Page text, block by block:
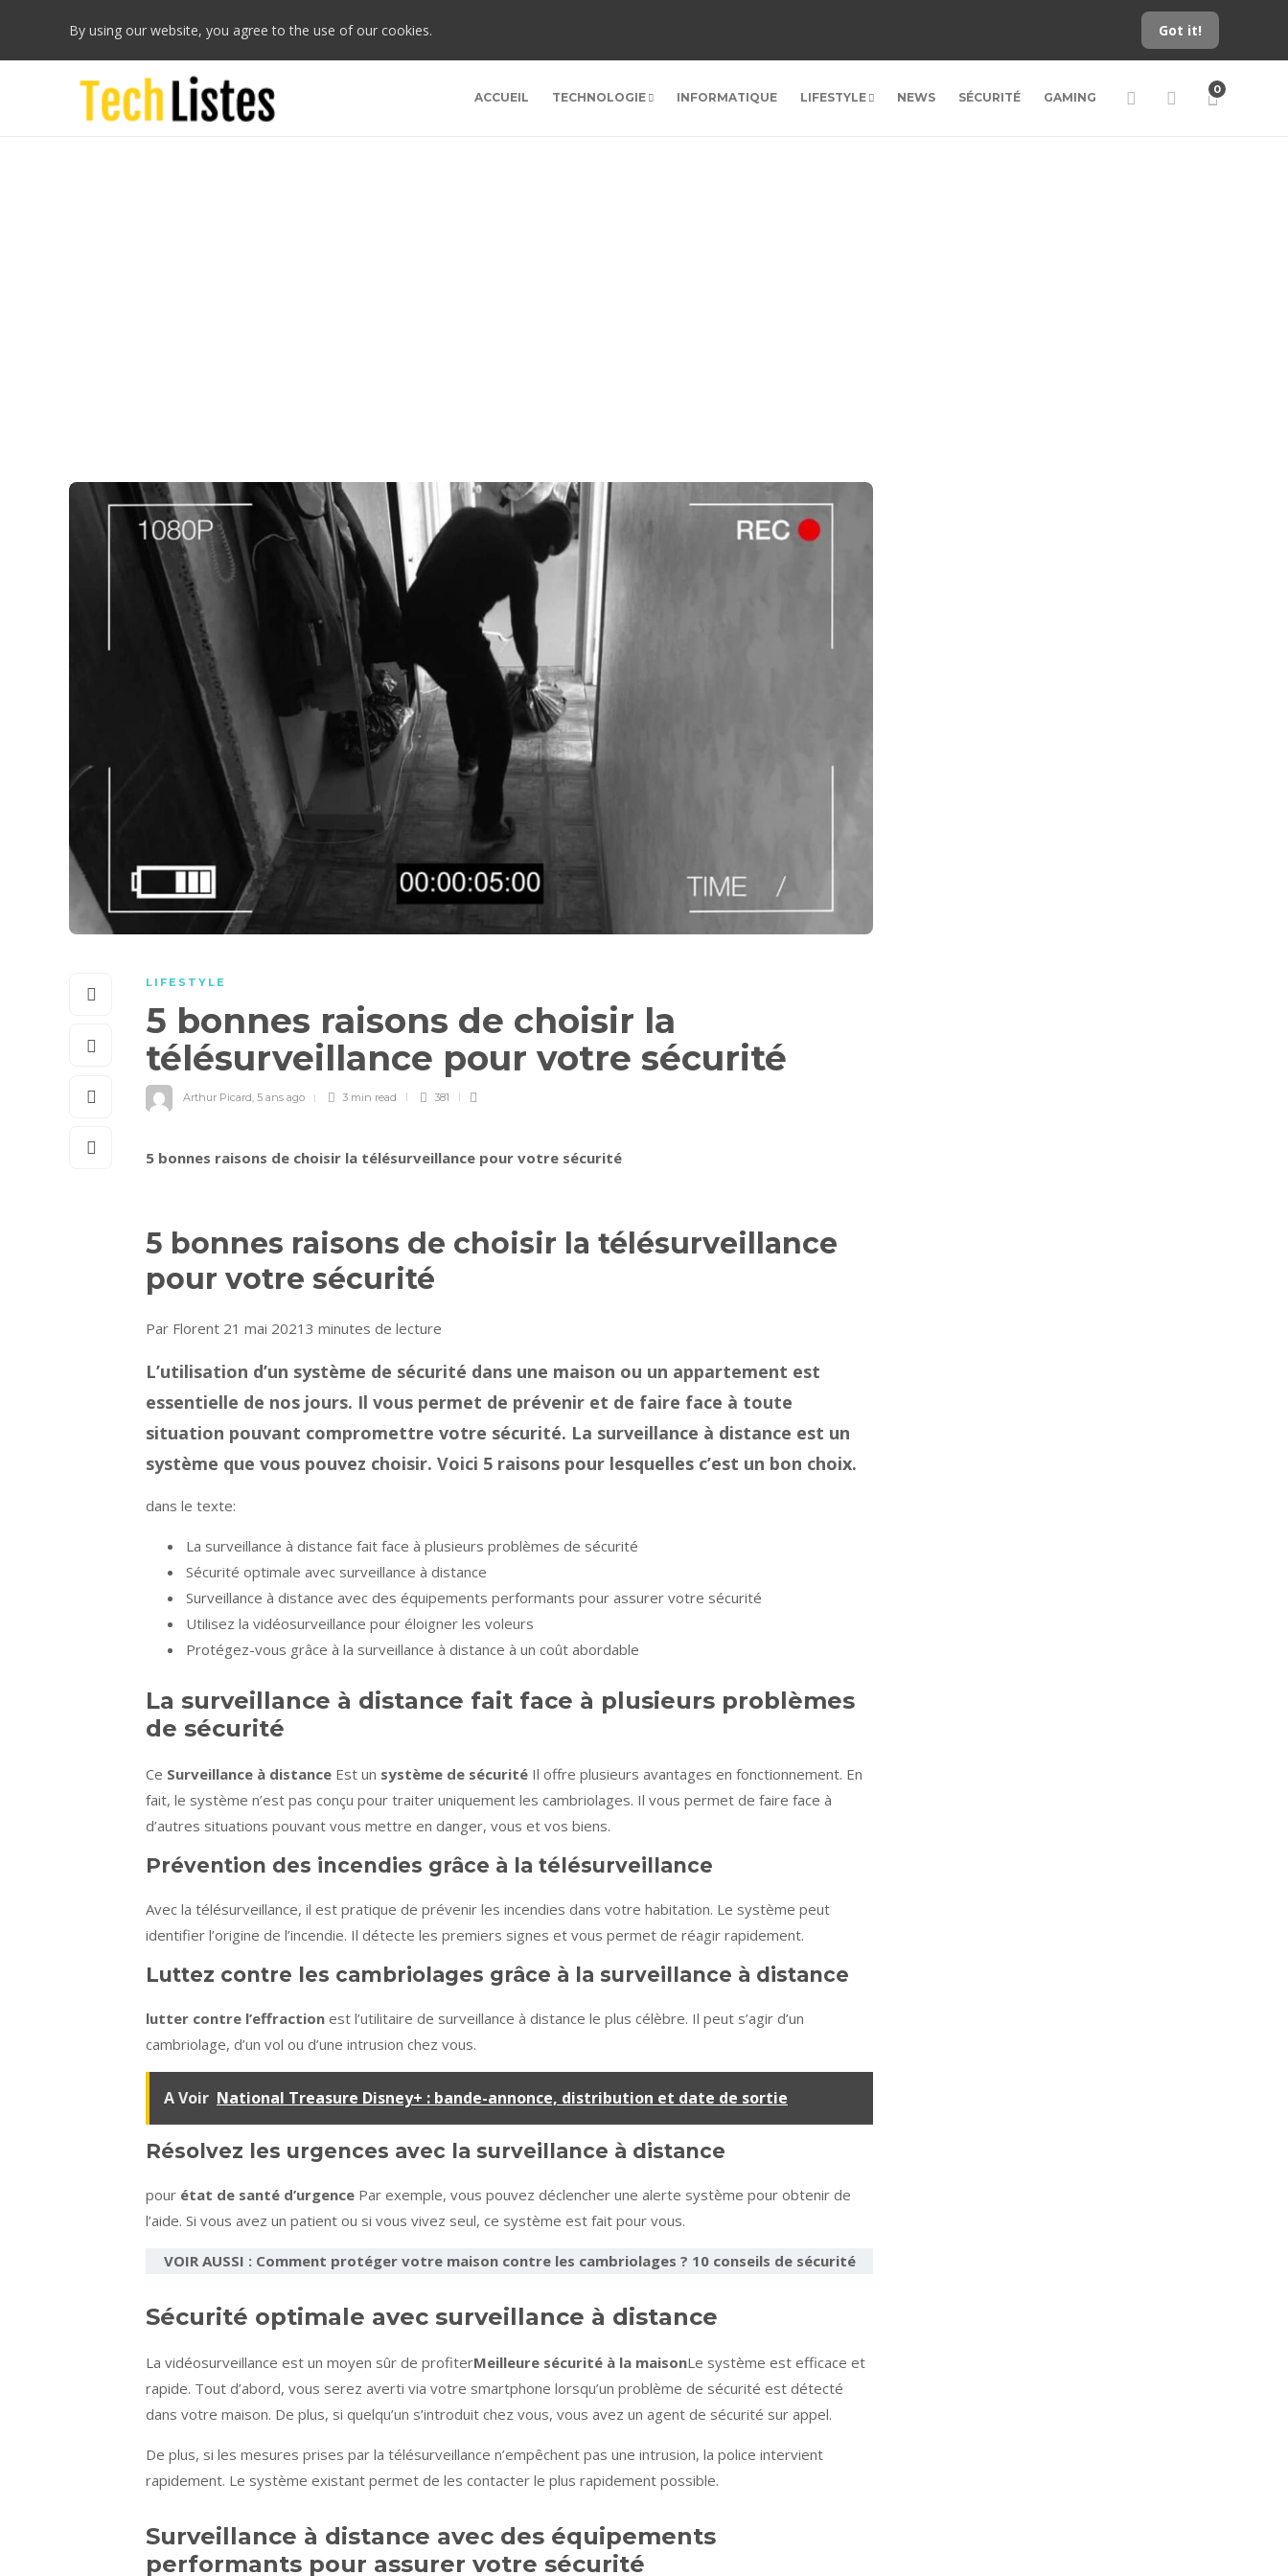
By using our website, you agree to the use of our cookies. Got it!
ACCUEIL TECHNOLOGIE INFORMATIQUE LIFESTYLE NEWS SÉCURITÉ GAMING
0
LIFESTYLE
5 bonnes raisons de choisir la
télésurveillance pour votre sécurité
Arthur Picard, 5 ans ago 3 min read 381
5 bonnes raisons de choisir la télésurveillance pour votre sécurité
5 bonnes raisons de choisir la télésurveillance
pour votre sécurité
Par Florent 21 mai 2021 3 minutes de lecture
L’utilisation d’un système de sécurité dans une maison ou un appartement est
essentielle de nos jours. Il vous permet de prévenir et de faire face à toute
situation pouvant compromettre votre sécurité. La surveillance à distance est un
système que vous pouvez choisir. Voici 5 raisons pour lesquelles c’est un bon choix.
dans le texte:
La surveillance à distance fait face à plusieurs problèmes de sécurité
Sécurité optimale avec surveillance à distance
Surveillance à distance avec des équipements performants pour assurer votre sécurité
Utilisez la vidéosurveillance pour éloigner les voleurs
Protégez-vous grâce à la surveillance à distance à un coût abordable
La surveillance à distance fait face à plusieurs problèmes
de sécurité
Ce Surveillance à distance Est un système de sécurité Il offre plusieurs avantages en fonctionnement. En
fait, le système n’est pas conçu pour traiter uniquement les cambriolages. Il vous permet de faire face à
d’autres situations pouvant vous mettre en danger, vous et vos biens.
Prévention des incendies grâce à la télésurveillance
Avec la télésurveillance, il est pratique de prévenir les incendies dans votre habitation. Le système peut
identifier l’origine de l’incendie. Il détecte les premiers signes et vous permet de réagir rapidement.
Luttez contre les cambriolages grâce à la surveillance à distance
lutter contre l’effraction est l’utilitaire de surveillance à distance le plus célèbre. Il peut s’agir d’un
cambriolage, d’un vol ou d’une intrusion chez vous.
A Voir National Treasure Disney+ : bande-annonce, distribution et date de sortie
Résolvez les urgences avec la surveillance à distance
pour état de santé d’urgence Par exemple, vous pouvez déclencher une alerte système pour obtenir de
l’aide. Si vous avez un patient ou si vous vivez seul, ce système est fait pour vous.
VOIR AUSSI : Comment protéger votre maison contre les cambriolages ? 10 conseils de sécurité
Sécurité optimale avec surveillance à distance
La vidéosurveillance est un moyen sûr de profiterMeilleure sécurité à la maisonLe système est efficace et
rapide. Tout d’abord, vous serez averti via votre smartphone lorsqu’un problème de sécurité est détecté
dans votre maison. De plus, si quelqu’un s’introduit chez vous, vous avez un agent de sécurité sur appel.
De plus, si les mesures prises par la télésurveillance n’empêchent pas une intrusion, la police intervient
rapidement. Le système existant permet de les contacter le plus rapidement possible.
Surveillance à distance avec des équipements
performants pour assurer votre sécurité